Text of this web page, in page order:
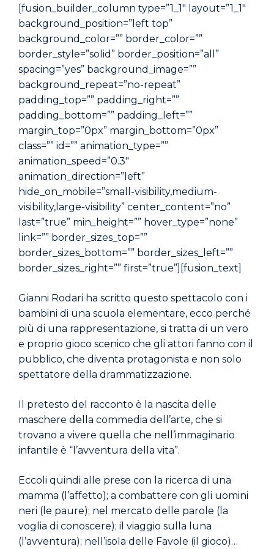
[fusion_builder_column type=”1_1″ layout=”1_1″
background_position=”left top”
background_color=”” border_color=””
border_style=”solid” border_position=”all”
spacing=”yes” background_image=””
background_repeat=”no-repeat”
padding_top=”” padding_right=””
padding_bottom=”” padding_left=””
margin_top=”0px” margin_bottom=”0px”
class=”” id=”” animation_type=””
animation_speed=”0.3″
animation_direction=”left”
hide_on_mobile=”small-visibility,medium-
visibility,large-visibility” center_content=”no”
last=”true” min_height=”” hover_type=”none”
link=”” border_sizes_top=””
border_sizes_bottom=”” border_sizes_left=””
border_sizes_right=”” first=”true”][fusion_text]
Gianni Rodari ha scritto questo spettacolo con i
bambini di una scuola elementare, ecco perché
più di una rappresentazione, si tratta di un vero
e proprio gioco scenico che gli attori fanno con il
pubblico, che diventa protagonista e non solo
spettatore della drammatizzazione.
Il pretesto del racconto è la nascita delle
maschere della commedia dell’arte, che si
trovano a vivere quella che nell’immaginario
infantile è “l’avventura della vita”.
Eccoli quindi alle prese con la ricerca di una
mamma (l’affetto); a combattere con gli uomini
neri (le paure); nel mercato delle parole (la
voglia di conoscere); il viaggio sulla luna
(l’avventura); nell’isola delle Favole (il gioco)…